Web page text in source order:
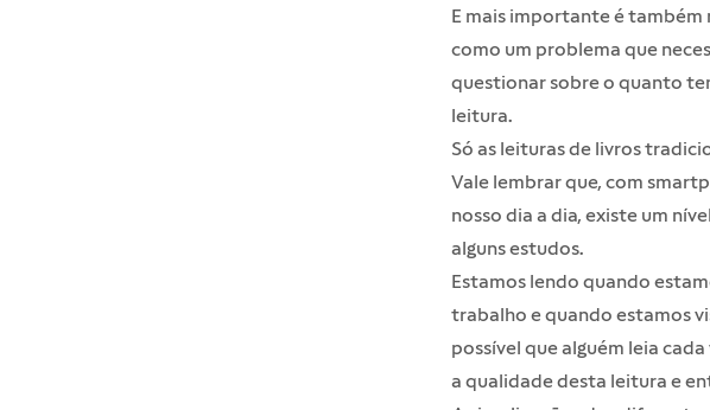
E mais importante é também
como um problema que
questionar sobre o quanto
leitura.
Só as leituras de livros
Vale lembrar que, com
nosso dia a dia, existe um
alguns estudos.
Estamos lendo quando
trabalho e quando estamos
possível que alguém leia
a qualidade desta leitura e